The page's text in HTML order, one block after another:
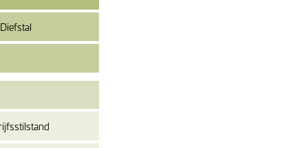
Diefstal